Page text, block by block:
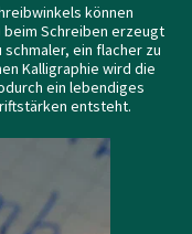
können
beim Schreiben erzeugt
ein flacher zu
Kalligraphie wird die
ein lebendiges
entsteht.